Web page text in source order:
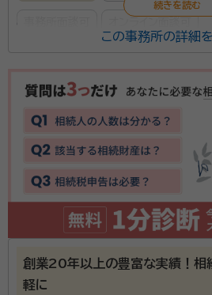
淺野 透
行政書士、入管取次、不当要求
経歴：
防衛省陸上自衛隊 特許権者・個人
私は、防衛省陸上自衛隊で約36年
各地域で発生した災害派遣はもち
も扱い、部隊間の連絡・調整業
年を迎えました。 翌年、行政書士
資格等：行政書士、入管取次、不当要求
この事務所の詳細
創業20年以上の豊富な実績！相
軽に